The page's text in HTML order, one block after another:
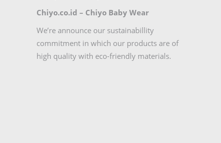
Chiyo.co.id – Chiyo Baby Wear
We’re announce our sustainabillity
commitment in which our products are of
high quality with eco-friendly materials.